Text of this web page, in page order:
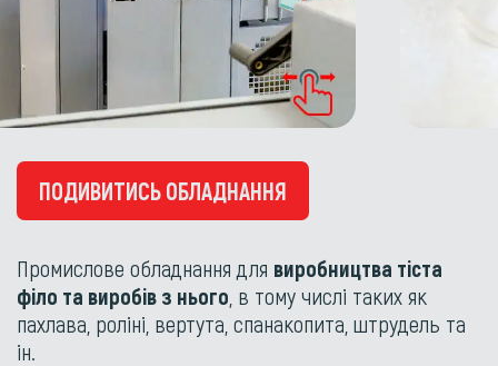
ПОДИВИТИСЬ ОБЛАДНАННЯ
Промислове обладнання для виробництва тіста
філо та виробів з нього , в тому числі таких як
пахлава, роліні, вертута, спанакопита, штрудель та
ін.